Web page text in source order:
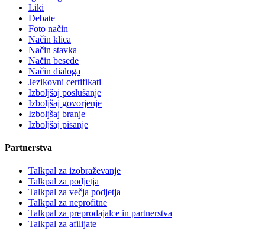
Liki
Debate
Foto način
Način klica
Način stavka
Način besede
Način dialoga
Jezikovni certifikati
Izboljšaj poslušanje
Izboljšaj govorjenje
Izboljšaj branje
Izboljšaj pisanje
Partnerstva
Talkpal za izobraževanje
Talkpal za podjetja
Talkpal za večja podjetja
Talkpal za neprofitne
Talkpal za preprodajalce in partnerstva
Talkpal za afilijate